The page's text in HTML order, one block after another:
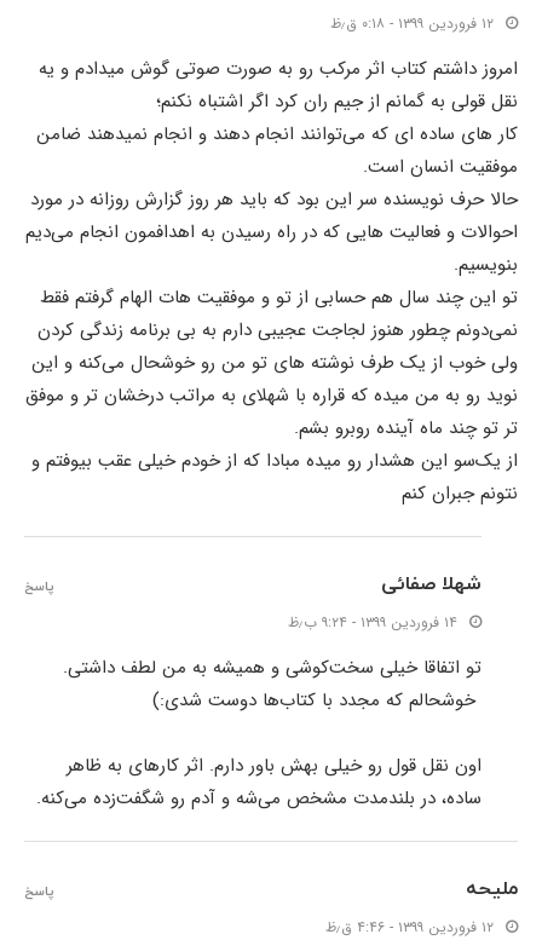
۱۲ فروردین ۱۳۹۹ - ۰:۱۸ ق٫ظ
امروز داشتم کتاب اثر مرکب رو به صورت صوتی گوش میدادم و یه
نقل قولی به گمانم از جیم ران کرد اگر اشتباه نکنم؛
کار های ساده ای که می‌توانند انجام دهند و انجام نمیدهند ضامن
موفقیت انسان است.
حالا حرف نویسنده سر این بود که باید هر روز گزارش روزانه در مورد
احوالات و فعالیت هایی که در راه رسیدن به اهدافمون انجام می‌دیم
بنویسیم.
تو این چند سال هم حسابی از تو و موفقیت هات الهام گرفتم فقط
نمی‌دونم چطور هنوز لجاجت عجیبی دارم به بی برنامه زندگی کردن
ولی خوب از یک طرف نوشته های تو من رو خوشحال می‌کنه و این
نوید رو به من میده که قراره با شهلای به مراتب درخشان تر و موفق
تر تو چند ماه آینده روبرو بشم.
از یک‌سو این هشدار رو میده مبادا که از خودم خیلی عقب بیوفتم و
نتونم جبران کنم
شهلا صفائی
۱۴ فروردین ۱۳۹۹ - ۹:۲۴ ب٫ظ
تو اتفاقا خیلی سخت‌کوشی و همیشه به من لطف داشتی.
خوشحالم که مجدد با کتاب‌ها دوست شدی:)
اون نقل قول رو خیلی بهش باور دارم. اثر کارهای به ظاهر
ساده، در بلندمدت مشخص می‌شه و آدم رو شگفت‌زده می‌کنه.
پاسخ
ملیحه
۱۲ فروردین ۱۳۹۹ - ۴:۴۶ ق٫ظ
پاسخ